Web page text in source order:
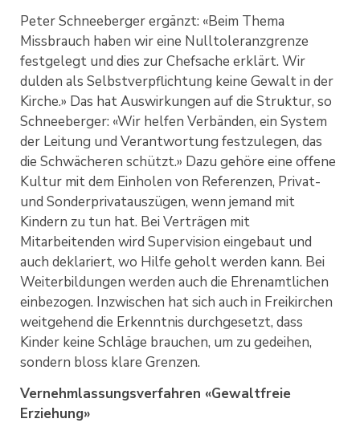
Peter Schneeberger ergänzt: «Beim Thema
Missbrauch haben wir eine Nulltoleranzgrenze
festgelegt und dies zur Chefsache erklärt. Wir
dulden als Selbstverpflichtung keine Gewalt in der
Kirche.» Das hat Auswirkungen auf die Struktur, so
Schneeberger: «Wir helfen Verbänden, ein System
der Leitung und Verantwortung festzulegen, das
die Schwächeren schützt.» Dazu gehöre eine offene
Kultur mit dem Einholen von Referenzen, Privat-
und Sonderprivatauszügen, wenn jemand mit
Kindern zu tun hat. Bei Verträgen mit
Mitarbeitenden wird Supervision eingebaut und
auch deklariert, wo Hilfe geholt werden kann. Bei
Weiterbildungen werden auch die Ehrenamtlichen
einbezogen. Inzwischen hat sich auch in Freikirchen
weitgehend die Erkenntnis durchgesetzt, dass
Kinder keine Schläge brauchen, um zu gedeihen,
sondern bloss klare Grenzen.
Vernehmlassungsverfahren «Gewaltfreie
Erziehung»